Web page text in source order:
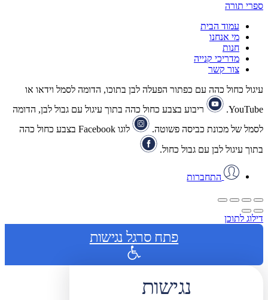
ספרי תורה
עמוד הבית
מי אנחנו
חנות
מדריכי קנייה
צור קשר
עיגול כחול כהה עם כפתור הפעלה לבן בתוכו, הדומה לסמל וידאו או
YouTube.
ריבוע בצבע כחול כהה בתוך עיגול עם גבול לבן, הדומה
לסמל של מכונת כביסה פשוטה.
לוגו Facebook בצבע כחול כהה
בתוך עיגול לבן עם גבול כחול.
התחברות
דילוג לתוכן
פתח סרגל נגישות
נגישות